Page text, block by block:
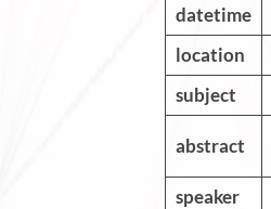
datetime
location
subject
abstract
speaker